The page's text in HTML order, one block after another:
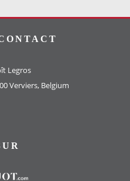
Legros
Verviers, Belgium